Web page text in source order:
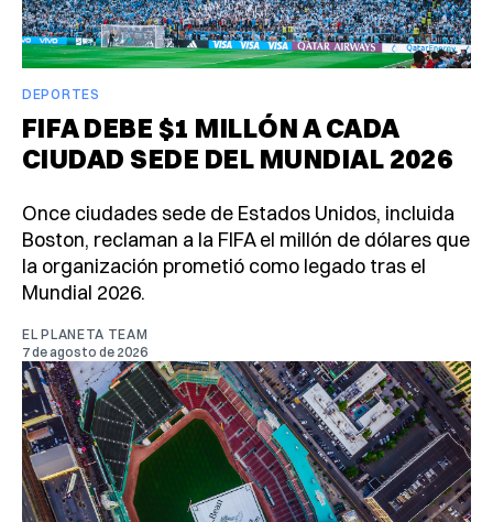
DEPORTES
FIFA DEBE $1 MILLÓN A CADA
CIUDAD SEDE DEL MUNDIAL 2026
Once ciudades sede de Estados Unidos, incluida
Boston, reclaman a la FIFA el millón de dólares que
la organización prometió como legado tras el
Mundial 2026.
EL PLANETA TEAM
7 de agosto de 2026